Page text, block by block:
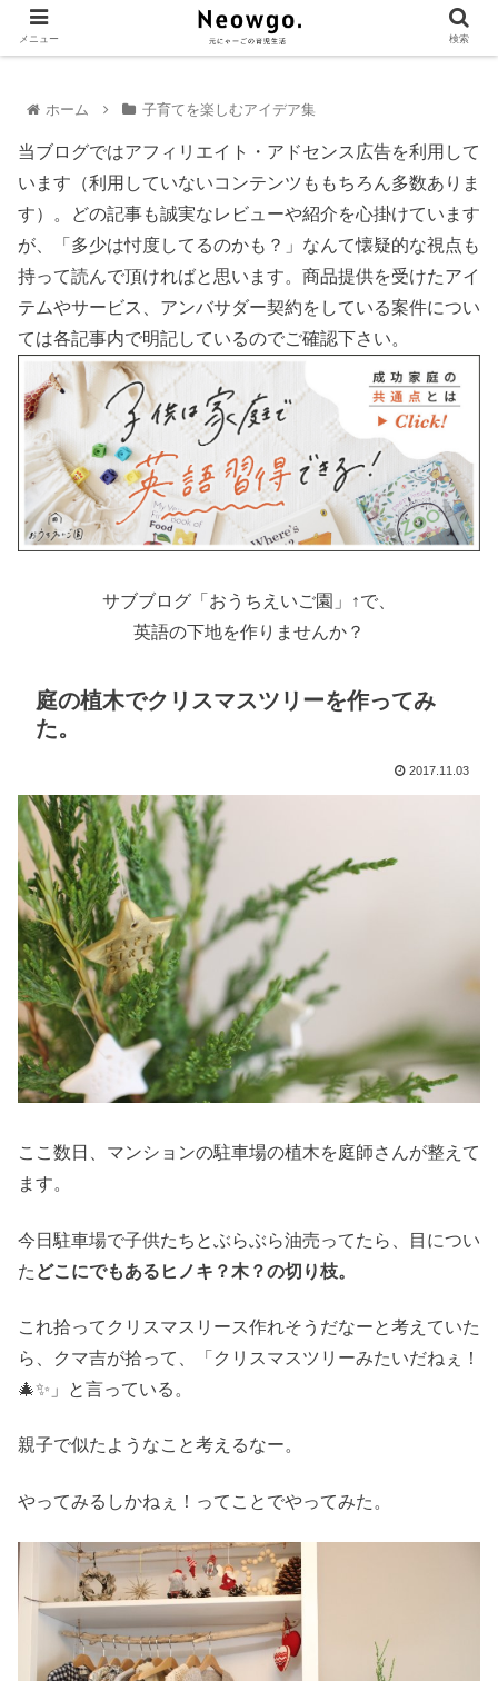
ホーム 子育てを楽しむアイデア集
当ブログではアフィリエイト・アドセンス広告を利用して
います（利用していないコンテンツももちろん多数ありま
す）。どの記事も誠実なレビューや紹介を心掛けています
が、「多少は忖度してるのかも？」なんて懐疑的な視点も
持って読んで頂ければと思います。商品提供を受けたアイ
テムやサービス、アンバサダー契約をしている案件につい
ては各記事内で明記しているのでご確認下さい。
サブブログ「おうちえいご園」↑で、
英語の下地を作りませんか？
庭の植木でクリスマスツリーを作ってみ
た。
2017.11.03
ここ数日、マンションの駐車場の植木を庭師さんが整えて
ます。
今日駐車場で子供たちとぶらぶら油売ってたら、目につい
た どこにでもあるヒノキ？木？の切り枝。
これ拾ってクリスマスリース作れそうだなーと考えていた
ら、クマ吉が拾って、「クリスマスツリーみたいだねぇ！
🎄✨」と言っている。
親子で似たようなこと考えるなー。
やってみるしかねぇ！ってことでやってみた。
メニュー 検索